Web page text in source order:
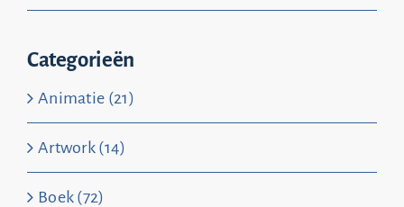
Categorieën
Animatie (21)
Artwork (14)
Boek (72)